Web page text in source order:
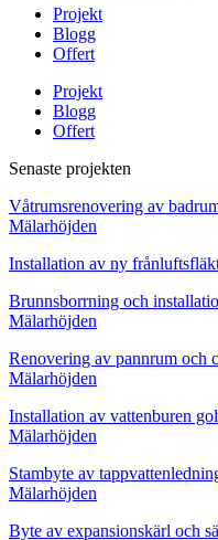
Projekt
Blogg
Offert
Projekt
Blogg
Offert
Senaste projekten
Våtrumsrenovering av
Mälarhöjden
Installation av ny
Brunnsborrning och
Mälarhöjden
Renovering av pannrum och
Mälarhöjden
Installation av vattenburen
Mälarhöjden
Stambyte av
Mälarhöjden
Byte av expansionskärl och